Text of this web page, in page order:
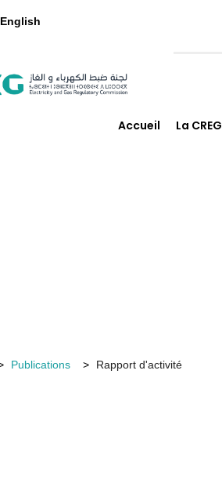
English
Accueil La CREG
Publications Rapport d'activité